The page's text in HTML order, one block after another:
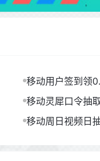
移动用户签到领
移动灵犀口令抽
移动周日视频日